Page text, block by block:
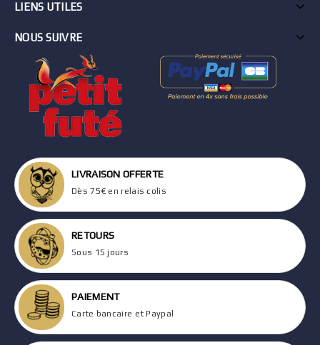
LIENS UTILES
NOUS SUIVRE
LIVRAISON OFFERTE
Dès 75€ en relais colis
RETOURS
Sous 15 jours
PAIEMENT
Carte bancaire et Paypal